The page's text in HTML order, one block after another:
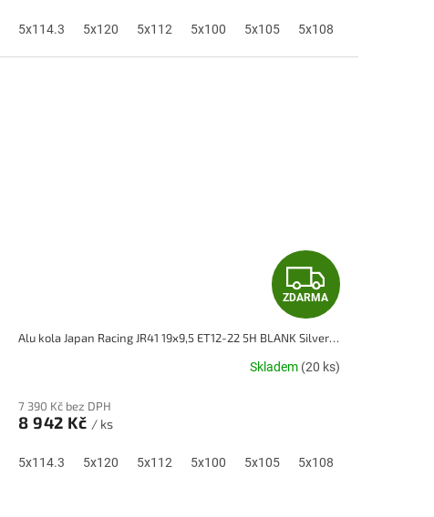
5x110 5x115 5x118
A
5x114.3 5x120 5x112 5x100 5x105 5x108
5x110 5x115 5x118
Z
D
A
A
ZDARMA
Alu kola Japan Racing JR41 19x9,5 ET12-22 5H BLANK Silver Machined Face
Skladem (20 ks)
7 390 Kč bez DPH
8 942 Kč / ks
5x114.3 5x120 5x112 5x100 5x105 5x108